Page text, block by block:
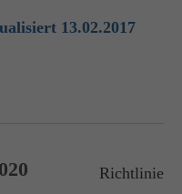
13.02.2017
Richtlinie